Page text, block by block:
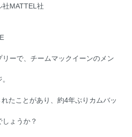
社MATTEL社
ーで、チームマックイーンのメン
たことがあり、約4年ぶりカムバッ
ょうか？